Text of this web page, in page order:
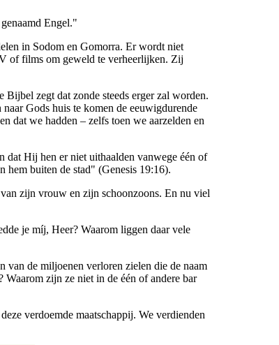
Engel."
in Sodom en Gomorra. Er wordt niet
of films om geweld te verheerlijken. Zij
zegt dat zonde steeds erger zal worden.
Gods huis te komen de eeuwigdurende
dat we hadden – zelfs toen we aarzelden en
dat Hij hen er niet uithaalden vanwege één of
buiten de stad" (Genesis 19:16).
zijn vrouw en zijn schoonzoons. En nu viel
je míj, Heer? Waarom liggen daar vele
van de miljoenen verloren zielen die de naam
zijn ze niet in de één of andere bar
verdoemde maatschappij. We verdienden